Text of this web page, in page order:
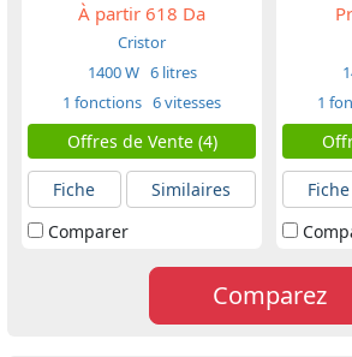
À partir 618 Da
Cristor
1400 W 6 litres
1 fonctions 6 vitesses
Offres de Vente (4)
Fiche
Similaires
Comparer
1
Fiche
Comparez